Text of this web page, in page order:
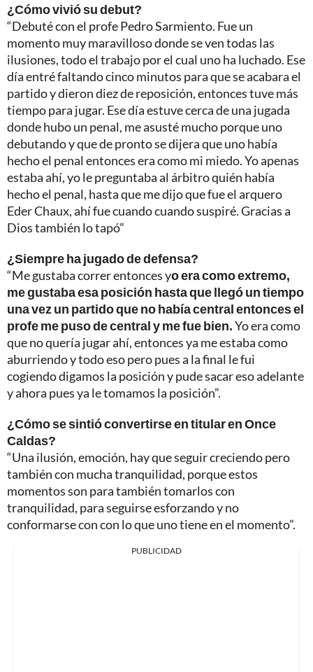
¿Cómo vivió su debut?
“Debuté con el profe Pedro Sarmiento. Fue un
momento muy maravilloso donde se ven todas las
ilusiones, todo el trabajo por el cual uno ha luchado. Ese
día entré faltando cinco minutos para que se acabara el
partido y dieron diez de reposición, entonces tuve más
tiempo para jugar. Ese día estuve cerca de una jugada
donde hubo un penal, me asusté mucho porque uno
debutando y que de pronto se dijera que uno había
hecho el penal entonces era como mi miedo. Yo apenas
estaba ahí, yo le preguntaba al árbitro quién había
hecho el penal, hasta que me dijo que fue el arquero
Eder Chaux, ahí fue cuando cuando suspiré. Gracias a
Dios también lo tapó”
¿Siempre ha jugado de defensa?
“Me gustaba correr entonces yo era como extremo,
me gustaba esa posición hasta que llegó un tiempo
una vez un partido que no había central entonces el
profe me puso de central y me fue bien.Yo era como
que no quería jugar ahí, entonces ya me estaba como
aburriendo y todo eso pero pues a la final le fui
cogiendo digamos la posición y pude sacar eso adelante
y ahora pues ya le tomamos la posición”.
¿Cómo se sintió convertirse en titular en Once
Caldas?
“Una ilusión, emoción, hay que seguir creciendo pero
también con mucha tranquilidad, porque estos
momentos son para también tomarlos con
tranquilidad, para seguirse esforzando y no
conformarse con con lo que uno tiene en el momento”.
PUBLICIDAD